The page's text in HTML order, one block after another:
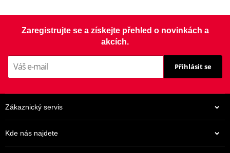
Kompletní sada standardních třecích i ocelových unášecích lamel
pro offroad (motocross, enduro a ATV), včetně zesílených
Zaregistrujte se a získejte přehled o novinkách a
akcích.
Přihlásit se
Zákaznický servis
Kde nás najdete